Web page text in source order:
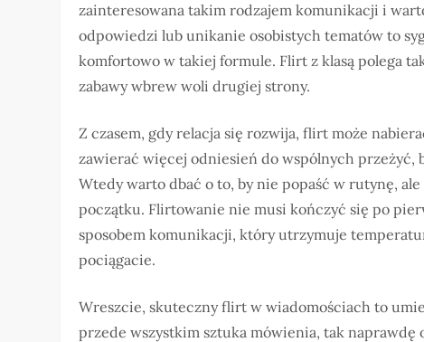
zainteresowana takim rodzajem komunikacji i
odpowiedzi lub unikanie osobistych tematów to
komfortowo w takiej formule. Flirt z klasą polega
zabawy wbrew woli drugiej strony.
Z czasem, gdy relacja się rozwija, flirt może
zawierać więcej odniesień do wspólnych przeżyć,
Wtedy warto dbać o to, by nie popaść w rutynę,
początku. Flirtowanie nie musi kończyć się po
sposobem komunikacji, który utrzymuje
pociągacie.
Wreszcie, skuteczny flirt w wiadomościach to
przede wszystkim sztuka mówienia, tak naprawdę